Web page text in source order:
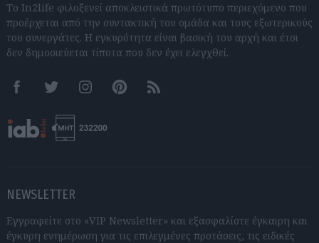
Το In2life φιλοξενεί αποκλειστικά πρωτότυπο περιεχόμενο που
προέρχεται από την συντακτική του ομάδα και τους εξωτερικούς
του συνεργάτες. Η εγκυρότητα είναι βασική του αρχή και έτσι
δεν δημοσιεύεται τίποτα που δεν έχει ελεγχθεί.
FacebookTwitter InstagramPinterestRSS feeds
NEWSLETTER
Εγγραφείτε στο «VIP Newsletter» και εξασφαλίστε έγκαιρη και
έγκυρη ενημέρωση για τις επιλεγμένες προτάσεις, τις ειδικές